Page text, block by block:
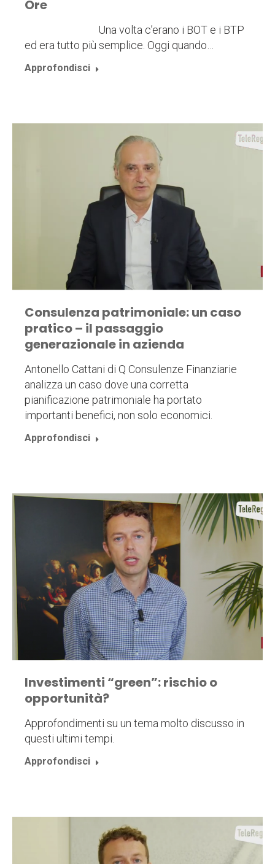
Ore
Una volta c’erano i BOT e i BTP
ed era tutto più semplice. Oggi quando…
Approfondisci
Consulenza patrimoniale: un caso
pratico – il passaggio
generazionale in azienda
Antonello Cattani di Q Consulenze Finanziarie
analizza un caso dove una corretta
pianificazione patrimoniale ha portato
importanti benefici, non solo economici.
Approfondisci
Investimenti “green”: rischio o
opportunità?
Approfondimenti su un tema molto discusso in
questi ultimi tempi.
Approfondisci